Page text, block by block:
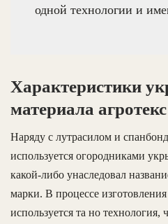
одной технологии и
Характеристики
материала агротекс
Наряду с лутрасилом и
используется огородниками
какой-либо унаследовал
марки. В процессе
используется та но технология,